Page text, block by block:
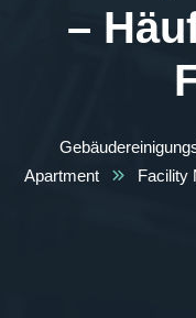
–
Apartment
Facility